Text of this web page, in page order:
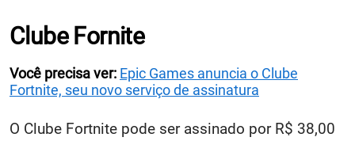
Clube Fornite
Você precisa ver: Epic Games anuncia o Clube
Fortnite, seu novo serviço de assinatura
O Clube Fortnite pode ser assinado por R$ 38,00